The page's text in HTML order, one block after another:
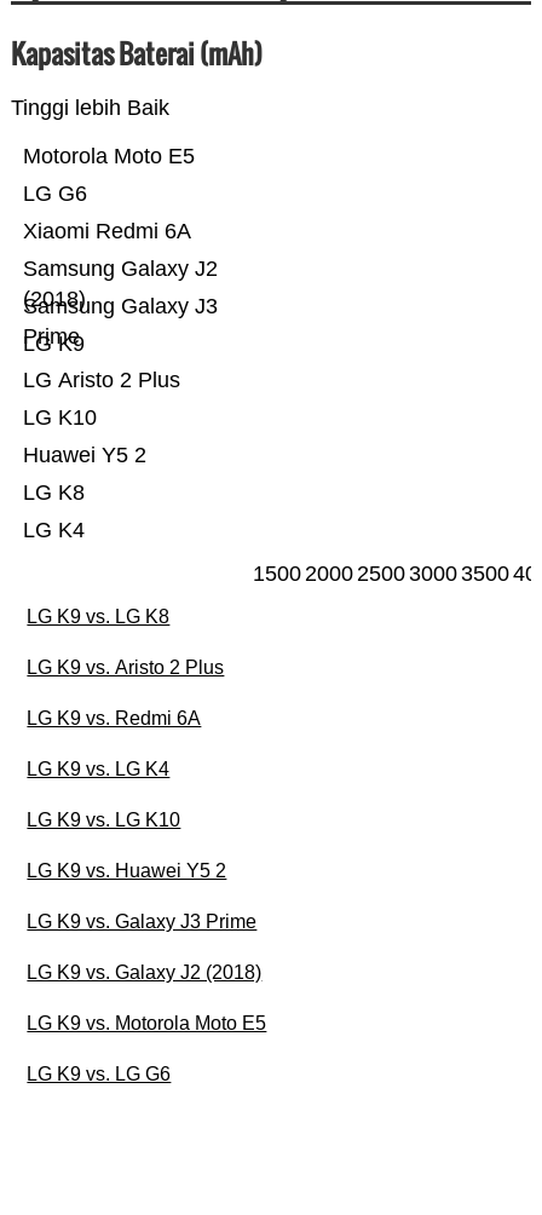
Kapasitas Baterai (mAh)
Tinggi lebih Baik
LG K4
LG K8
Huawei Y5 2
LG K10
LG Aristo 2 Plus
LG K9
Samsung Galaxy J3
Prime
Samsung Galaxy J2
(2018)
Xiaomi Redmi 6A
LG G6
Motorola Moto E5
15002000250030003500
LG K9 vs. LG K8
LG K9 vs. Aristo 2 Plus
LG K9 vs. Redmi 6A
LG K9 vs. LG K4
LG K9 vs. LG K10
LG K9 vs. Huawei Y5 2
LG K9 vs. Galaxy J3 Prime
LG K9 vs. Galaxy J2 (2018)
LG K9 vs. Motorola Moto E5
LG K9 vs. LG G6